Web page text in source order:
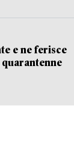
e ne ferisce